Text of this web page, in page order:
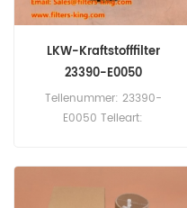
LKW-Kraftstofffilter
23390-E0050
23390E0050
Teilenummer: 23390-
E0050 Teileart:
Stück 23390-E0050